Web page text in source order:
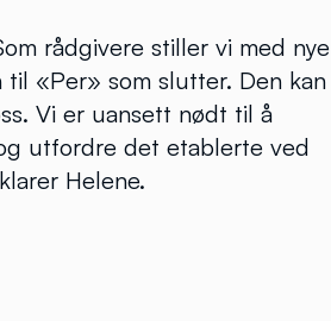
rådgivere stiller vi med nye
«Per» som slutter. Den kan
Vi er uansett nødt til å
utfordre det etablerte ved
Helene.